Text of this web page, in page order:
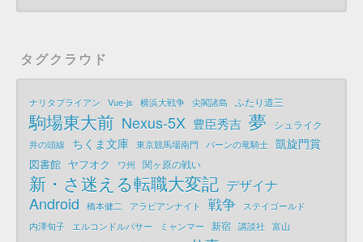
タグクラウド
ナリタブライアン Vue-js 横浜大戦争 尖閣諸島 ふたり道三
駒場東大前 Nexus-5X 豊臣秀吉 夢 シュライク
井の頭線 ちくま文庫 東京競馬場南門 パーンの竜騎士 凱旋門賞
図書館 ヤフオク ワ州 関ヶ原の戦い
新・さ迷える転職大変記 デザイナ
Android 橋本健二 アラビアンナイト 戦争
ステイゴールド
内澤旬子
エルコンドルパサー ミャンマー 新宿 講談社 富山